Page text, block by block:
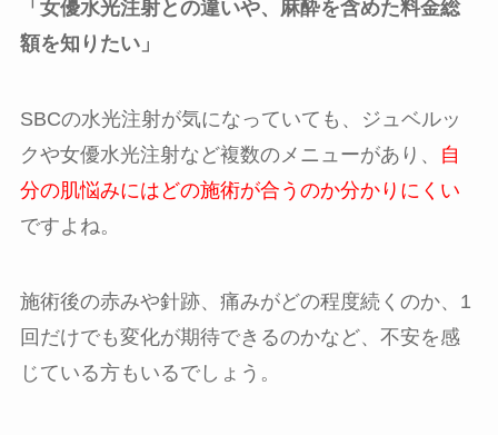
「女優水光注射との違いや、麻酔を含めた料金総
額を知りたい」
SBCの水光注射が気になっていても、ジュベルッ
クや女優水光注射など複数のメニューがあり、
自
分の肌悩みにはどの施術が合うのか分かりにくい
ですよね。
施術後の赤みや針跡、痛みがどの程度続くのか、1
回だけでも変化が期待できるのかなど、不安を感
じている方もいるでしょう。